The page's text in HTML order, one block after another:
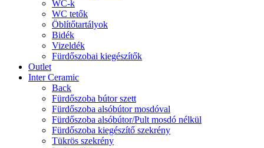
WC-k
WC tetők
Öblítőtartályok
Bidék
Vizeldék
Fürdőszobai kiegészítők
Outlet
Inter Ceramic
Back
Fürdőszoba bútor szett
Fürdőszoba alsóbútor mosdóval
Fürdőszoba alsóbútor/Pult mosdó nélkül
Fürdőszoba kiegészítő szekrény
Tükrös szekrény